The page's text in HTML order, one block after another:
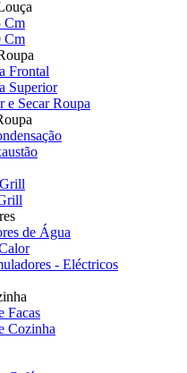
Cm
Cm
Frontal
Superior
Secar Roupa
de Água
- Eléctricos
Facas
Cozinha